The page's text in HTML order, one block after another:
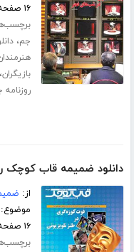
۱۶ صفحه
جم،
بازیگران
دانلود ضمیمه قاب کوچک
از:
موضوع:
۱۶ صفحه